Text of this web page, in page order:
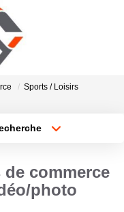
Sports / Loisirs
min
commerce
photo